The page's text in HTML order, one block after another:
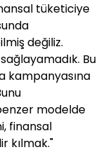
tüketiciye
değiliz.
Bu
kampanyasına
modelde
finansal
kılmak."